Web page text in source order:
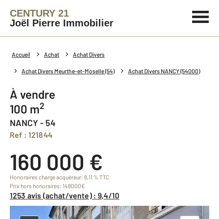
CENTURY 21
Joël Pierre Immobilier
Accueil Achat Achat Divers
Achat Divers Meurthe-et-Moselle (54) Achat Divers NANCY (54000)
à vendre
100 m2
NANCY - 54
Ref : 121844
160 000 €
Honoraires charge acquéreur: 8,11 % TTC
Prix hors honoraires: 148000€
1253 avis (achat/vente) : 9,4/10